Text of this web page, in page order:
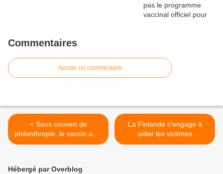
Commentaires
Ajouter un commentaire
< Sous couvert de
philanthropie, le vaccin anti-
rotavirus bientôt obligatoire
La Finlande s'engage à
aider les victimes
(vaccinées) de narcolepsie
Hébergé par Overblog